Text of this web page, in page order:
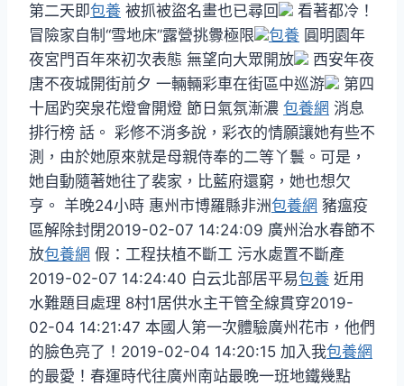
第二天即包養 被抓被盜名畫也已尋回
看著都冷！
冒險家自制“雪地床”露營挑釁極限
包養 圓明園年
夜宮門百年來初次表態 無望向大眾開放
西安年夜
唐不夜城開街前夕 一輛輛彩車在街區中巡游
第四
十屆趵突泉花燈會開燈 節日氣氛漸濃 包養網 消息
排行榜 話。 彩修不消多說，彩衣的情願讓她有些不
測，由於她原來就是母親侍奉的二等丫鬟。可是，
她自動隨著她往了裴家，比藍府還窮，她也想欠
亨。 羊晚24小時 惠州市博羅縣非洲包養網 豬瘟疫
區解除封閉2019-02-07 14:24:09 廣州治水春節不
放包養網 假：工程扶植不斷工 污水處置不斷產
2019-02-07 14:24:40 白云北部居平易包養 近用
水難題目處理 8村1居供水主干管全線貫穿2019-
02-04 14:21:47 本國人第一次體驗廣州花市，他們
的臉色亮了！2019-02-04 14:20:15 加入我包養網
的最愛！春運時代往廣州南站最晚一班地鐵幾點